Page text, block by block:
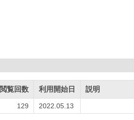
閲覧回数 利用開始日 説明
129 2022.05.13